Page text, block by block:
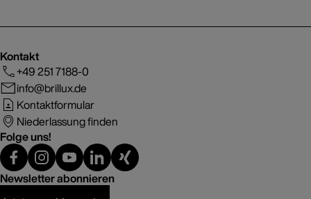
Kontakt
+49 251 7188-0
info@brillux.de
Kontaktformular
Niederlassung finden
Folge uns!
Newsletter abonnieren